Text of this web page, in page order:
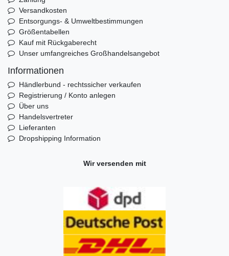
Versandkosten
Entsorgungs- & Umweltbestimmungen
Größentabellen
Kauf mit Rückgaberecht
Unser umfangreiches Großhandelsangebot
Informationen
Händlerbund - rechtssicher verkaufen
Registrierung / Konto anlegen
Über uns
Handelsvertreter
Lieferanten
Dropshipping Information
Wir versenden mit